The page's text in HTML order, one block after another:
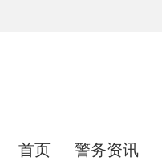
首页 警务资讯